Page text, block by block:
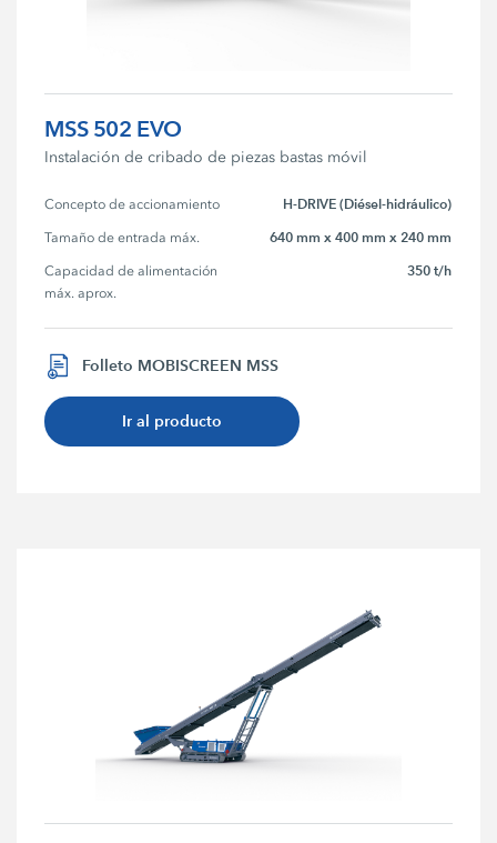
MSS 502 EVO
Instalación de cribado de piezas bastas móvil
Concepto de accionamiento H-DRIVE (Diésel-hidráulico)
Tamaño de entrada máx. 640 mm x 400 mm x 240 mm
Capacidad de alimentación
máx. aprox.
350 t/h
Folleto MOBISCREEN MSS
Ir al producto